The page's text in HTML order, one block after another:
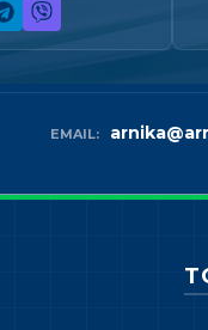
EMAIL: